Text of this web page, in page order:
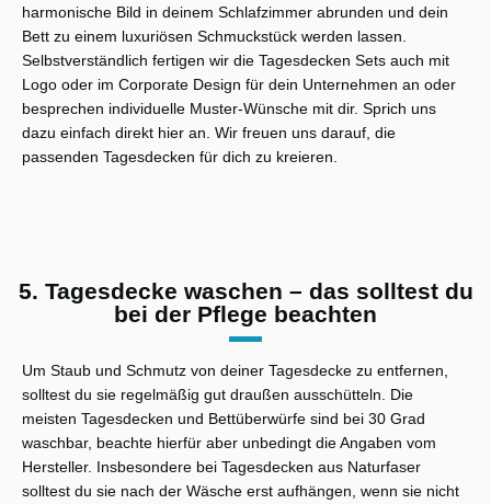
harmonische Bild in deinem Schlafzimmer abrunden und dein
Bett zu einem luxuriösen Schmuckstück werden lassen.
Selbstverständlich fertigen wir die Tagesdecken Sets auch mit
Logo oder im Corporate Design für dein Unternehmen an oder
besprechen individuelle Muster-Wünsche mit dir. Sprich uns
dazu einfach direkt hier an. Wir freuen uns darauf, die
passenden Tagesdecken für dich zu kreieren.
5. Tagesdecke waschen – das solltest du
bei der Pflege beachten
Um Staub und Schmutz von deiner Tagesdecke zu entfernen,
solltest du sie regelmäßig gut draußen ausschütteln. Die
meisten Tagesdecken und Bettüberwürfe sind bei 30 Grad
waschbar, beachte hierfür aber unbedingt die Angaben vom
Hersteller. Insbesondere bei Tagesdecken aus Naturfaser
solltest du sie nach der Wäsche erst aufhängen, wenn sie nicht